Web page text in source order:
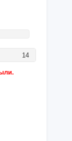
14